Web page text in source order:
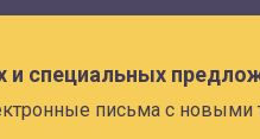
и специальных
письма с новыми